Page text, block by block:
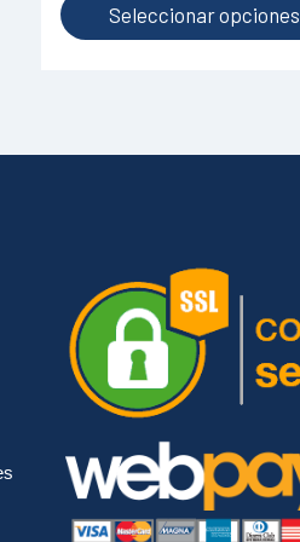
Seleccionar opciones